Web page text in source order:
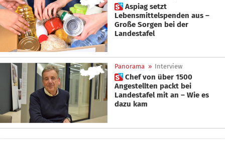
 Aspiag setzt
Lebensmittelspenden aus –
Große Sorgen bei der
Landestafel
Panorama » Interview
 Chef von über 1500
Angestellten packt bei
Landestafel mit an – Wie es
dazu kam